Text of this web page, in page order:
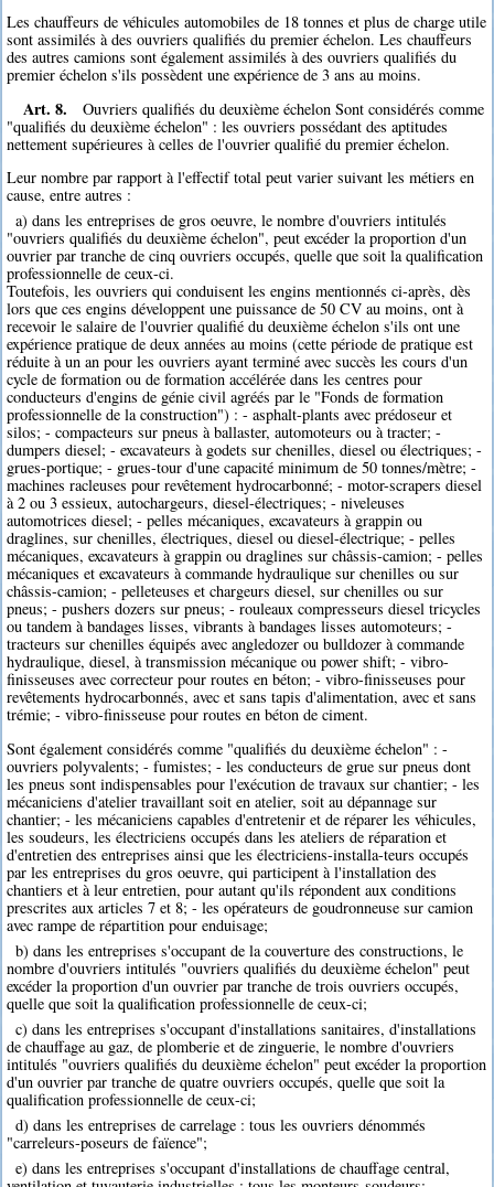
Les chauffeurs de véhicules automobiles de 18 tonnes et plus de charge utile
sont assimilés à des ouvriers qualifiés du premier échelon. Les chauffeurs
des autres camions sont également assimilés à des ouvriers qualifiés du
premier échelon s'ils possèdent une expérience de 3 ans au moins.
Art. 8.
Ouvriers qualifiés du deuxième échelon Sont considérés comme
"qualifiés du deuxième échelon" : les ouvriers possédant des aptitudes
nettement supérieures à celles de l'ouvrier qualifié du premier échelon.
Leur nombre par rapport à l'effectif total peut varier suivant les métiers en
cause, entre autres :
a) dans les entreprises de gros oeuvre, le nombre d'ouvriers intitulés
"ouvriers qualifiés du deuxième échelon", peut excéder la proportion d'un
ouvrier par tranche de cinq ouvriers occupés, quelle que soit la qualification
professionnelle de ceux-ci.
Toutefois, les ouvriers qui conduisent les engins mentionnés ci-après, dès
lors que ces engins développent une puissance de 50 CV au moins, ont à
recevoir le salaire de l'ouvrier qualifié du deuxième échelon s'ils ont une
expérience pratique de deux années au moins (cette période de pratique est
réduite à un an pour les ouvriers ayant terminé avec succès les cours d'un
cycle de formation ou de formation accélérée dans les centres pour
conducteurs d'engins de génie civil agréés par le "Fonds de formation
professionnelle de la construction") : - asphalt-plants avec prédoseur et
silos; - compacteurs sur pneus à ballaster, automoteurs ou à tracter; -
dumpers diesel; - excavateurs à godets sur chenilles, diesel ou électriques; -
grues-portique; - grues-tour d'une capacité minimum de 50 tonnes/mètre; -
machines racleuses pour revêtement hydrocarbonné; - motor-scrapers diesel
à 2 ou 3 essieux, autochargeurs, diesel-électriques; - niveleuses
automotrices diesel; - pelles mécaniques, excavateurs à grappin ou
draglines, sur chenilles, électriques, diesel ou diesel-électrique; - pelles
mécaniques, excavateurs à grappin ou draglines sur châssis-camion; - pelles
mécaniques et excavateurs à commande hydraulique sur chenilles ou sur
châssis-camion; - pelleteuses et chargeurs diesel, sur chenilles ou sur
pneus; - pushers dozers sur pneus; - rouleaux compresseurs diesel tricycles
ou tandem à bandages lisses, vibrants à bandages lisses automoteurs; -
tracteurs sur chenilles équipés avec angledozer ou bulldozer à commande
hydraulique, diesel, à transmission mécanique ou power shift; - vibro-
finisseuses avec correcteur pour routes en béton; - vibro-finisseuses pour
revêtements hydrocarbonnés, avec et sans tapis d'alimentation, avec et sans
trémie; - vibro-finisseuse pour routes en béton de ciment.
Sont également considérés comme "qualifiés du deuxième échelon" : -
ouvriers polyvalents; - fumistes; - les conducteurs de grue sur pneus dont
les pneus sont indispensables pour l'exécution de travaux sur chantier; - les
mécaniciens d'atelier travaillant soit en atelier, soit au dépannage sur
chantier; - les mécaniciens capables d'entretenir et de réparer les véhicules,
les soudeurs, les électriciens occupés dans les ateliers de réparation et
d'entretien des entreprises ainsi que les électriciens-installa-teurs occupés
par les entreprises du gros oeuvre, qui participent à l'installation des
chantiers et à leur entretien, pour autant qu'ils répondent aux conditions
prescrites aux articles 7 et 8; - les opérateurs de goudronneuse sur camion
avec rampe de répartition pour enduisage;
b) dans les entreprises s'occupant de la couverture des constructions, le
nombre d'ouvriers intitulés "ouvriers qualifiés du deuxième échelon" peut
excéder la proportion d'un ouvrier par tranche de trois ouvriers occupés,
quelle que soit la qualification professionnelle de ceux-ci;
c) dans les entreprises s'occupant d'installations sanitaires, d'installations
de chauffage au gaz, de plomberie et de zinguerie, le nombre d'ouvriers
intitulés "ouvriers qualifiés du deuxième échelon" peut excéder la proportion
d'un ouvrier par tranche de quatre ouvriers occupés, quelle que soit la
qualification professionnelle de ceux-ci;
d) dans les entreprises de carrelage : tous les ouvriers dénommés
"carreleurs-poseurs de faïence";
e) dans les entreprises s'occupant d'installations de chauffage central,